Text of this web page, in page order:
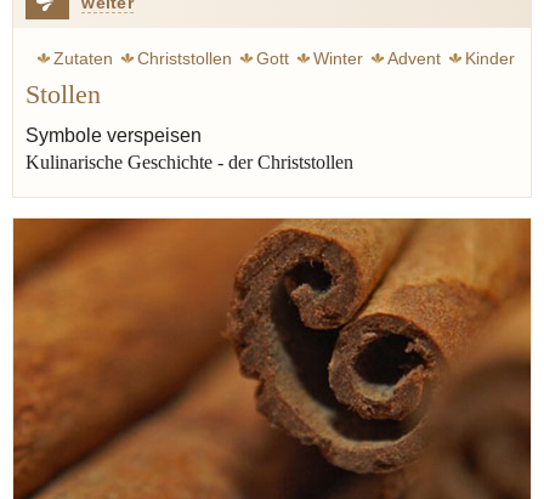
Zutaten Christstollen Gott Winter Advent
Kinder
Weihnachten
Stollen
Symbole verspeisen
Kulinarische Geschichte - der Christstollen